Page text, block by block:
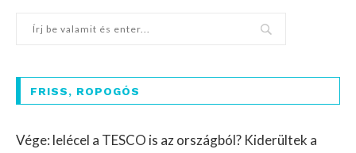
FRISS, ROPOGÓS
Vége: lelécel a TESCO is az országból? Kiderültek a